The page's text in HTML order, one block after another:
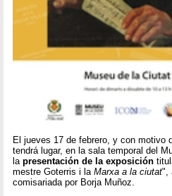
El jueves 17 de febrero, y con motivo
tendrá lugar, en la sala temporal del
lapresentación de la exposición
mestre Goterris i laMarxa a la ciutat",
comisariada por Borja Muñoz.